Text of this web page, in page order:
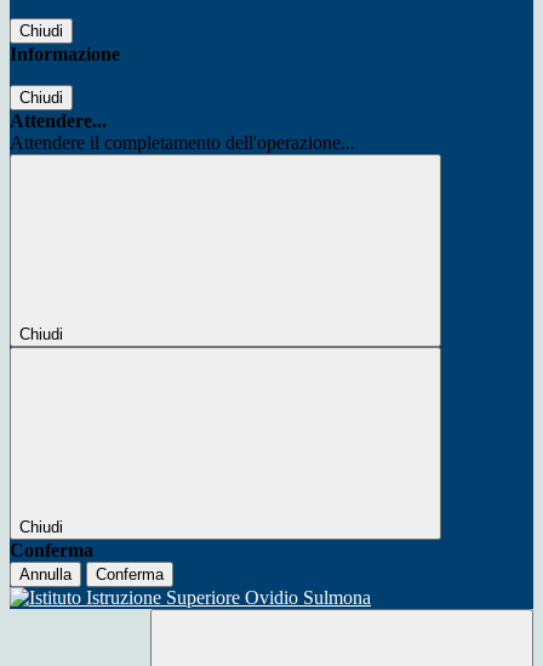
Chiudi
Informazione
Chiudi
Attendere...
Attendere il completamento dell'operazione...
Chiudi
Chiudi
Conferma
Annulla Conferma